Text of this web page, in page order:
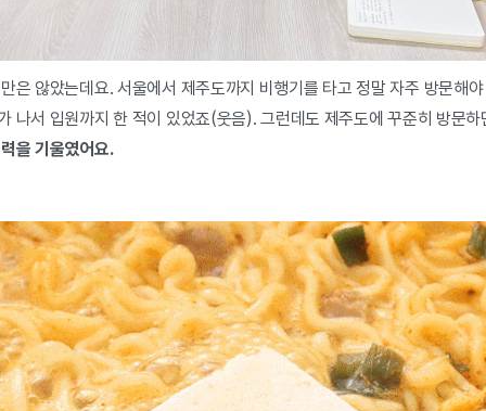
은 않았는데요. 서울에서 제주도까지 비행기를 타고 정말 자주 방문해
나서 입원까지 한 적이 있었죠(웃음). 그런데도 제주도에 꾸준히 방문하
을 기울였어요.